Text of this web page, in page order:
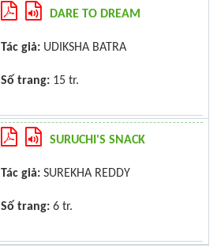
DARE TO DREAM
Tác giả: UDIKSHA BATRA
Số trang: 15 tr.
SURUCHI'S SNACK
Tác giả: SUREKHA REDDY
Số trang: 6 tr.